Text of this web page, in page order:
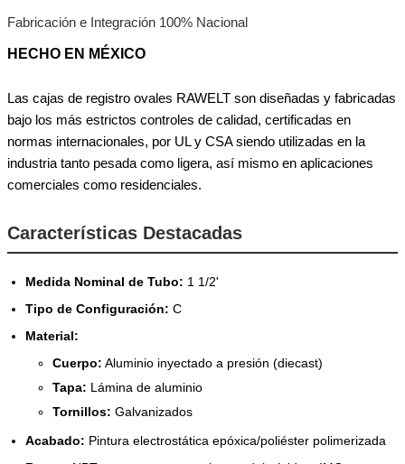
Fabricación e Integración 100% Nacional
HECHO EN MÉXICO
Las cajas de registro ovales RAWELT son diseñadas y fabricadas
bajo los más estrictos controles de calidad, certificadas en
normas internacionales, por UL y CSA siendo utilizadas en la
industria tanto pesada como ligera, así mismo en aplicaciones
comerciales como residenciales.
Características Destacadas
Medida Nominal de Tubo: 1 1/2'
Tipo de Configuración: C
Material:
Cuerpo: Aluminio inyectado a presión (diecast)
Tapa: Lámina de aluminio
Tornillos: Galvanizados
Acabado: Pintura electrostática epóxica/poliéster polimerizada